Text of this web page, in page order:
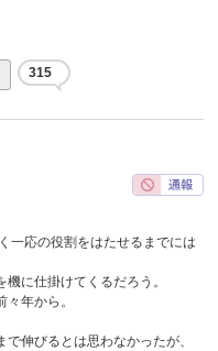
315
一応の役割をはたせるまでには
に仕掛けてくるだろう。
年から。
伸びるとは思わなかったが、